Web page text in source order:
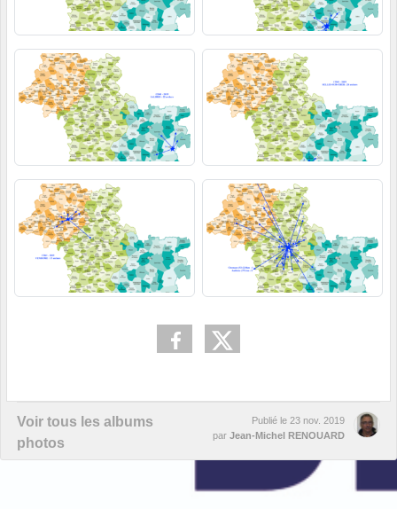
Voir tous les albums
photos
Publié le 23 nov. 2019
par Jean-Michel RENOUARD